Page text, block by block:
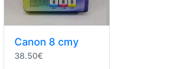
Canon 8 cmy
38.50€